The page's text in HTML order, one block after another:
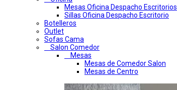
Mesas Oficina Despacho Escritorios
Sillas Oficina Despacho Escritorio
Botelleros
Outlet
Sofas Cama
Salon Comedor
Mesas
Mesas de Comedor Salon
Mesas de Centro